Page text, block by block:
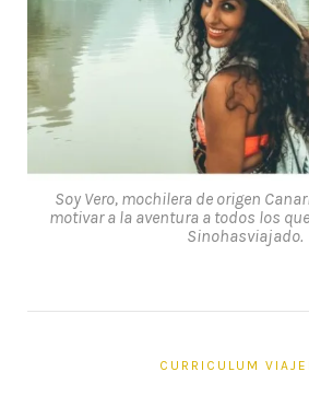
Soy Vero, mochilera de origen
motivar a la aventura a todos los
Sinohasviajado.
CURRICULUM